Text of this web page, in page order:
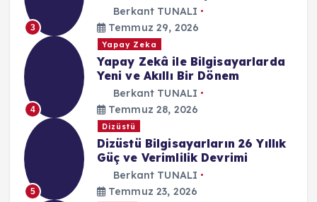
3
Berkant TUNALI
Temmuz 29, 2026
4
Yapay Zeka
Yapay Zekâ ile Bilgisayarlarda
Yeni ve Akıllı Bir Dönem
Berkant TUNALI
Temmuz 28, 2026
5
Dizüstü
Dizüstü Bilgisayarların 26 Yıllık
Güç ve Verimlilik Devrimi
Berkant TUNALI
Temmuz 23, 2026